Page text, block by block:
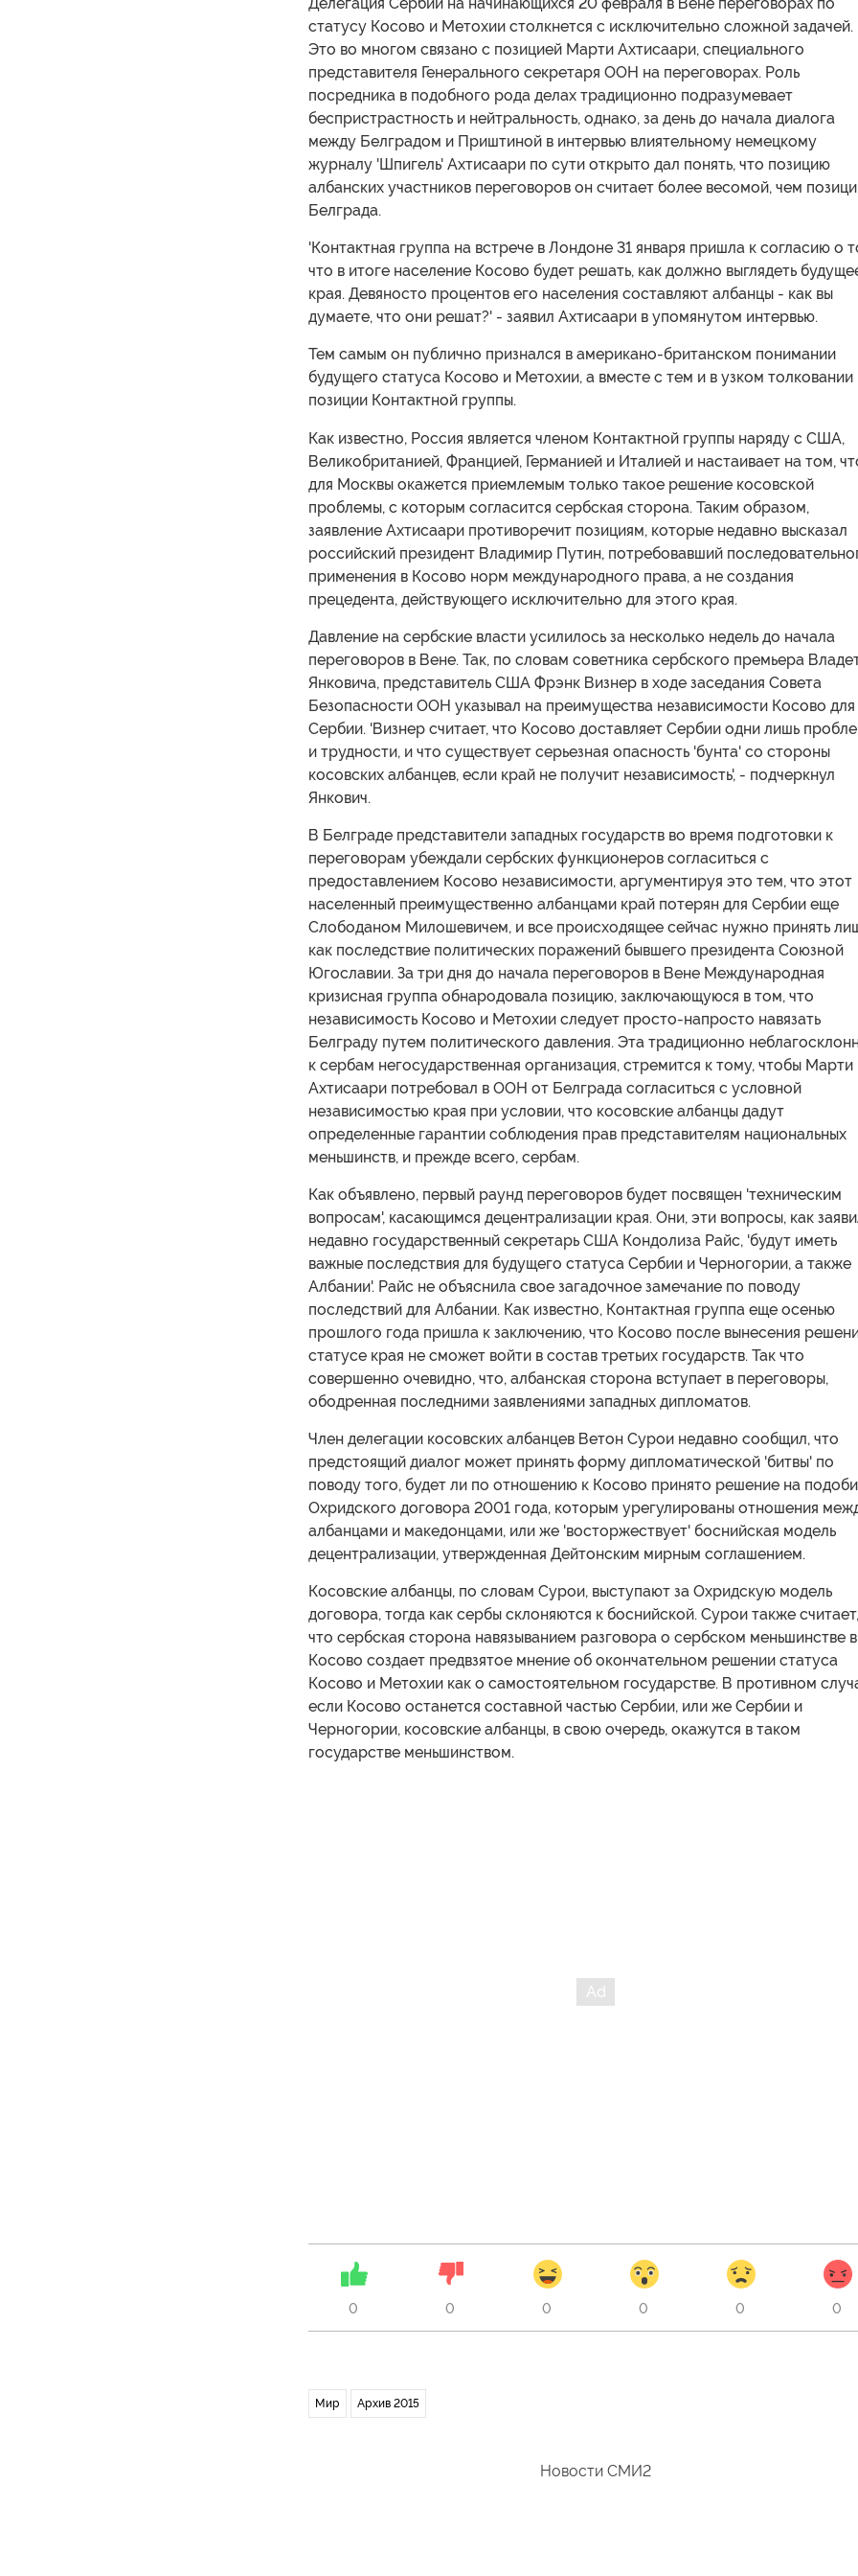
статусу Косово и Метохии столкнется с исключительно сложной задачей.
Это во многом связано с позицией Марти Ахтисаари, специального
представителя Генерального секретаря ООН на переговорах. Роль
посредника в подобного рода делах традиционно подразумевает
беспристрастность и нейтральность, однако, за день до начала диалога
между Белградом и Приштиной в интервью влиятельному немецкому
журналу 'Шпигель' Ахтисаари по сути открыто дал понять, что позицию
албанских участников переговоров он считает более весомой, чем
Белграда.
'Контактная группа на встрече в Лондоне 31 января пришла к согласию о
что в итоге население Косово будет решать, как должно выглядеть
края. Девяносто процентов его населения составляют албанцы - как вы
думаете, что они решат?' - заявил Ахтисаари в упомянутом интервью.
Тем самым он публично признался в американо-британском понимании
будущего статуса Косово и Метохии, а вместе с тем и в узком толковании
позиции Контактной группы.
Как известно, Россия является членом Контактной группы наряду с США,
Великобританией, Францией, Германией и Италией и настаивает на том,
для Москвы окажется приемлемым только такое решение косовской
проблемы, с которым согласится сербская сторона. Таким образом,
заявление Ахтисаари противоречит позициям, которые недавно высказал
российский президент Владимир Путин, потребовавший
применения в Косово норм международного права, а не создания
прецедента, действующего исключительно для этого края.
Давление на сербские власти усилилось за несколько недель до начала
переговоров в Вене. Так, по словам советника сербского премьера
Янковича, представитель США Фрэнк Визнер в ходе заседания Совета
Безопасности ООН указывал на преимущества независимости Косово для
Сербии. 'Визнер считает, что Косово доставляет Сербии одни лишь
и трудности, и что существует серьезная опасность 'бунта' со стороны
косовских албанцев, если край не получит независимость', - подчеркнул
Янкович.
В Белграде представители западных государств во время подготовки к
переговорам убеждали сербских функционеров согласиться с
предоставлением Косово независимости, аргументируя это тем, что этот
населенный преимущественно албанцами край потерян для Сербии еще
Слободаном Милошевичем, и все происходящее сейчас нужно принять
как последствие политических поражений бывшего президента Союзной
Югославии. За три дня до начала переговоров в Вене Международная
кризисная группа обнародовала позицию, заключающуюся в том, что
независимость Косово и Метохии следует просто-напросто навязать
Белграду путем политического давления. Эта традиционно
к сербам негосударственная организация, стремится к тому, чтобы Марти
Ахтисаари потребовал в ООН от Белграда согласиться с условной
независимостью края при условии, что косовские албанцы дадут
определенные гарантии соблюдения прав представителям национальных
меньшинств, и прежде всего, сербам.
Как объявлено, первый раунд переговоров будет посвящен 'техническим
вопросам', касающимся децентрализации края. Они, эти вопросы, как
недавно государственный секретарь США Кондолиза Райс, 'будут иметь
важные последствия для будущего статуса Сербии и Черногории, а также
Албании'. Райс не объяснила свое загадочное замечание по поводу
последствий для Албании. Как известно, Контактная группа еще осенью
прошлого года пришла к заключению, что Косово после вынесения
статусе края не сможет войти в состав третьих государств. Так что
совершенно очевидно, что, албанская сторона вступает в переговоры,
ободренная последними заявлениями западных дипломатов.
Член делегации косовских албанцев Ветон Сурои недавно сообщил, что
предстоящий диалог может принять форму дипломатической 'битвы' по
поводу того, будет ли по отношению к Косово принято решение на
Охридского договора 2001 года, которым урегулированы отношения
албанцами и македонцами, или же 'восторжествует' боснийская модель
децентрализации, утвержденная Дейтонским мирным соглашением.
Косовские албанцы, по словам Сурои, выступают за Охридскую модель
договора, тогда как сербы склоняются к боснийской. Сурои также считает,
что сербская сторона навязыванием разговора о сербском меньшинстве в
Косово создает предвзятое мнение об окончательном решении статуса
Косово и Метохии как о самостоятельном государстве. В противном
если Косово останется составной частью Сербии, или же Сербии и
Черногории, косовские албанцы, в свою очередь, окажутся в таком
государстве меньшинством.
0 0 0 0 0 0
Мир Архив 2015
Новости СМИ2